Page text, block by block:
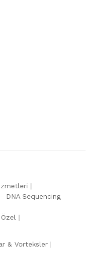
DNA Sequencing
Özel
& Vorteksler